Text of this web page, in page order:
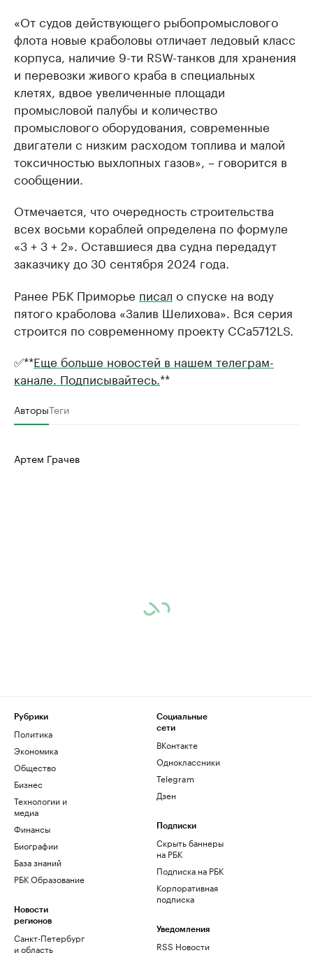
«От судов действующего рыбопромыслового
флота новые краболовы отличает ледовый класс
корпуса, наличие 9-ти RSW-танков для хранения
и перевозки живого краба в специальных
клетях, вдвое увеличенные площади
промысловой палубы и количество
промыслового оборудования, современные
двигатели с низким расходом топлива и малой
токсичностью выхлопных газов», – говорится в
сообщении.
Отмечается, что очередность строительства
всех восьми кораблей определена по формуле
«3 + 3 + 2». Оставшиеся два судна передадут
заказчику до 30 сентября 2024 года.
Ранее РБК Приморье писал о спуске на воду
пятого краболова «Залив Шелихова». Вся серия
строится по современному проекту CCa5712LS.
✅**Еще больше новостей в нашем телеграм-
канале. Подписывайтесь.**
АвторыТеги
Артем Грачев
Рубрики
Политика
Экономика
Общество
Бизнес
Технологии и
медиа
Финансы
Биографии
База знаний
РБК Образование
Новости
регионов
Санкт-Петербург
и область
Социальные
сети
ВКонтакте
Одноклассники
Telegram
Дзен
Подписки
Скрыть баннеры
на РБК
Подписка на РБК
Корпоративная
подписка
Уведомления
RSS Новости